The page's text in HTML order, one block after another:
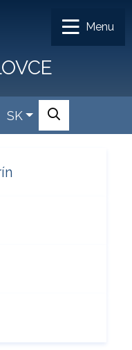
Menu
pre seniorov
SKSlovensky
Hľadať